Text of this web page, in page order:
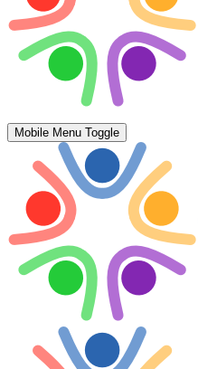
Mobile Menu Toggle